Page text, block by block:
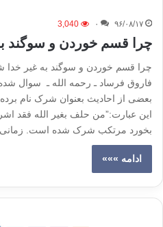
۹۶/۰۸/۱۷ ۰ 3,040
چرا قسم خوردن و سوگند
چرا قسم خوردن و سوگند به غیر
فاروق فرساد ـ رحمه الله ـ سوال
بعضی از احادیث بعنوان شرک نام
این عبارت:”من حلف بغیر الله فقد
بخورد مرتکب شرک شده است.
ادامه »»»